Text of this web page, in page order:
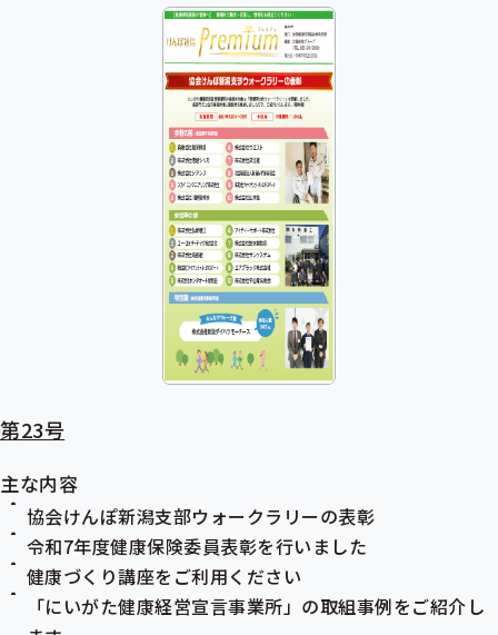
第23号
主な内容
協会けんぽ新潟支部ウォークラリーの表彰
令和7年度健康保険委員表彰を行いました
健康づくり講座をご利用ください
「にいがた健康経営宣言事業所」の取組事例をご紹介し